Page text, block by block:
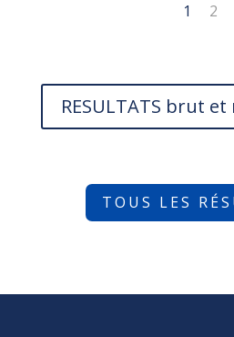
1 2
RESULTATS brut et
TOUS LES